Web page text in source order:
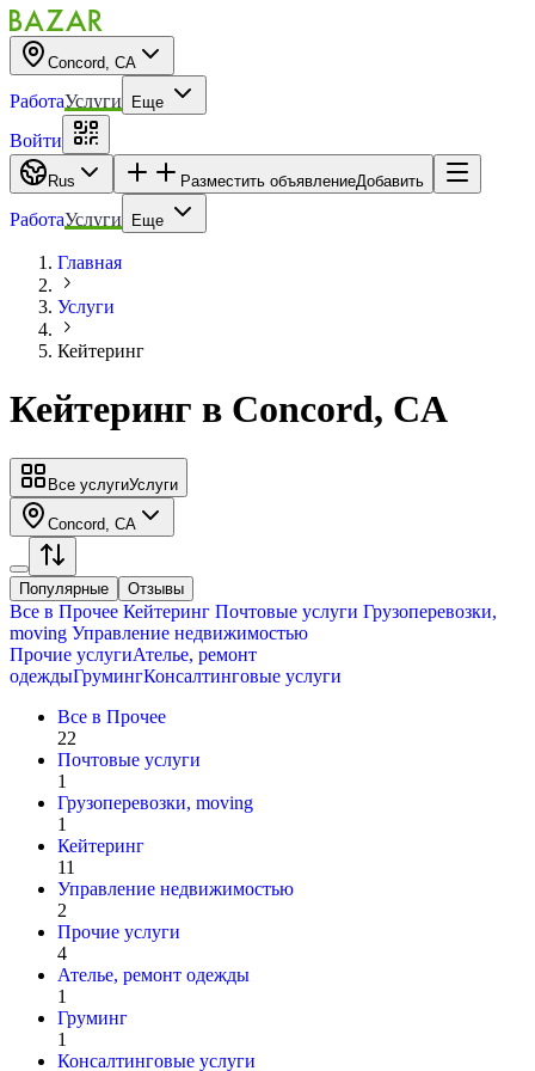
Concord, CA
РаботаУслуги Еще
Войти
Rus Разместить объявлениеДобавить
РаботаУслуги Еще
Главная
Услуги
Кейтеринг
Кейтеринг в Concord, CA
Все услугиУслуги
Concord, CA
Популярные Отзывы
Все в Прочее Кейтеринг Почтовые услуги Грузоперевозки,
moving Управление недвижимостью
Прочие услугиАтелье, ремонт
одеждыГрумингКонсалтинговые услуги
Все в Прочее
22
Почтовые услуги
1
Грузоперевозки, moving
1
Кейтеринг
11
Управление недвижимостью
2
Прочие услуги
4
Ателье, ремонт одежды
1
Груминг
1
Консалтинговые услуги